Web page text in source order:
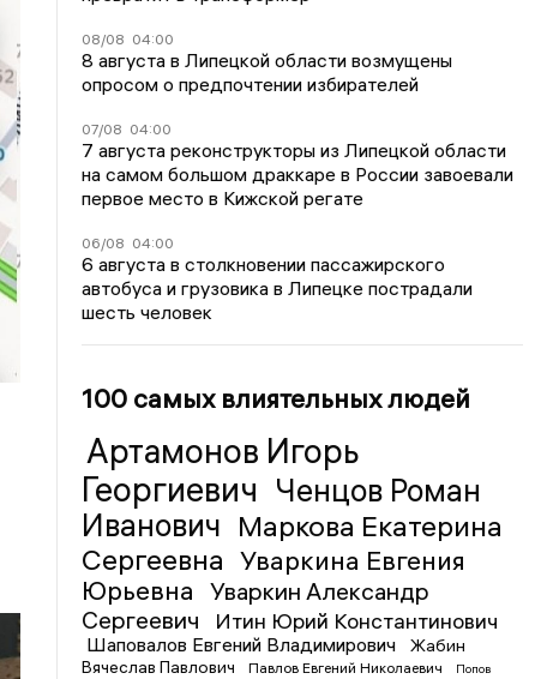
08/08 04:00
8 августа в Липецкой области возмущены
опросом о предпочтении избирателей
07/08 04:00
7 августа реконструкторы из Липецкой области
на самом большом драккаре в России завоевали
первое место в Кижской регате
06/08 04:00
6 августа в столкновении пассажирского
автобуса и грузовика в Липецке пострадали
шесть человек
100 самых влиятельных людей
Артамонов Игорь
Георгиевич Ченцов Роман
Иванович Маркова Екатерина
Сергеевна Уваркина Евгения
Юрьевна
Уваркин Александр
Сергеевич
Итин Юрий Константинович
Шаповалов Евгений Владимирович
Жабин
Вячеслав Павлович
Павлов Евгений Николаевич
Попов